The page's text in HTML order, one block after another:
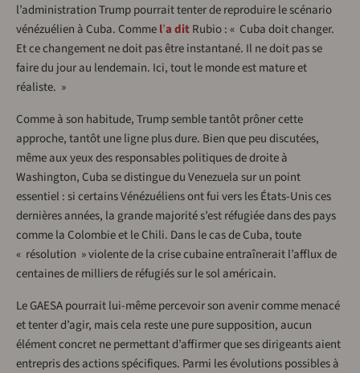
l’administration Trump pourrait tenter de reproduire le scénario
vénézuélien à Cuba. Commel’a ditRubio : « Cuba doit changer.
Et ce changement ne doit pas être instantané. Il ne doit pas se
faire du jour au lendemain. Ici, tout le monde est mature et
réaliste. »
Comme à son habitude, Trump semble tantôt prôner cette
approche, tantôt une ligne plus dure. Bien que peu discutées,
même aux yeux des responsables politiques de droite à
Washington, Cuba se distingue du Venezuela sur un point
essentiel : si certains Vénézuéliens ont fui vers les États-Unis ces
dernières années, la grande majorité s’est réfugiée dans des pays
comme la Colombie et le Chili. Dans le cas de Cuba, toute
« résolution » violente de la crise cubaine entraînerait l’afflux de
centaines de milliers de réfugiés sur le sol américain.
Le GAESA pourrait lui-même percevoir son avenir comme menacé
et tenter d’agir, mais cela reste une pure supposition, aucun
élément concret ne permettant d’affirmer que ses dirigeants aient
entrepris des actions spécifiques. Parmi les évolutions possibles à